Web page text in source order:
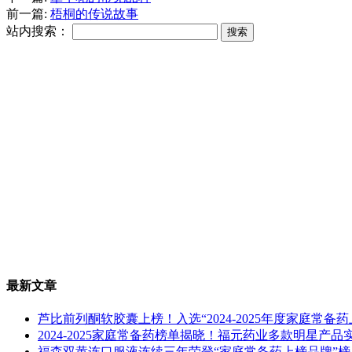
前一篇: 梧桐的传说故事
站内搜索：
最新文章
芦比前列酮软胶囊上榜！入选“2024-2025年度家庭常备
2024-2025家庭常备药榜单揭晓！福元药业多款明星产品